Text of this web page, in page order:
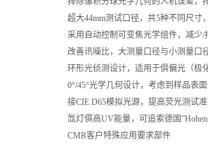
超大44mm测试口径，共5种不同尺寸
采用自动控制可变焦光学组件，减少/
改善讯噪比，大测量口径与小测量口
环形光侦测设计，适用于俱偏光（极
0°/45°光学几何设计，考虑到样品表面
接CIE D65模拟光源，提高荧光测试准
氙灯俱高UV能量，可追索德国
CMR客户特殊应用要求部件